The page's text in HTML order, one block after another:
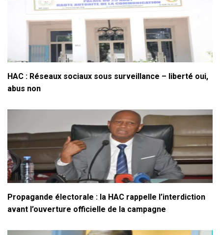
HAC : Réseaux sociaux sous surveillance – liberté oui,
abus non
Propagande électorale : la HAC rappelle l’interdiction
avant l’ouverture officielle de la campagne